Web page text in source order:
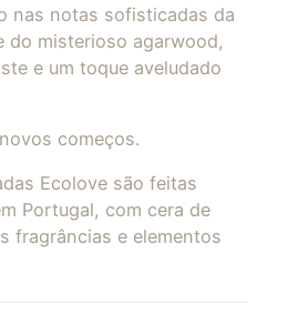
nas notas sofisticadas da
do misterioso agarwood,
e um toque aveludado
começos.
Ecolove são feitas
Portugal, com cera de
fragrâncias e elementos